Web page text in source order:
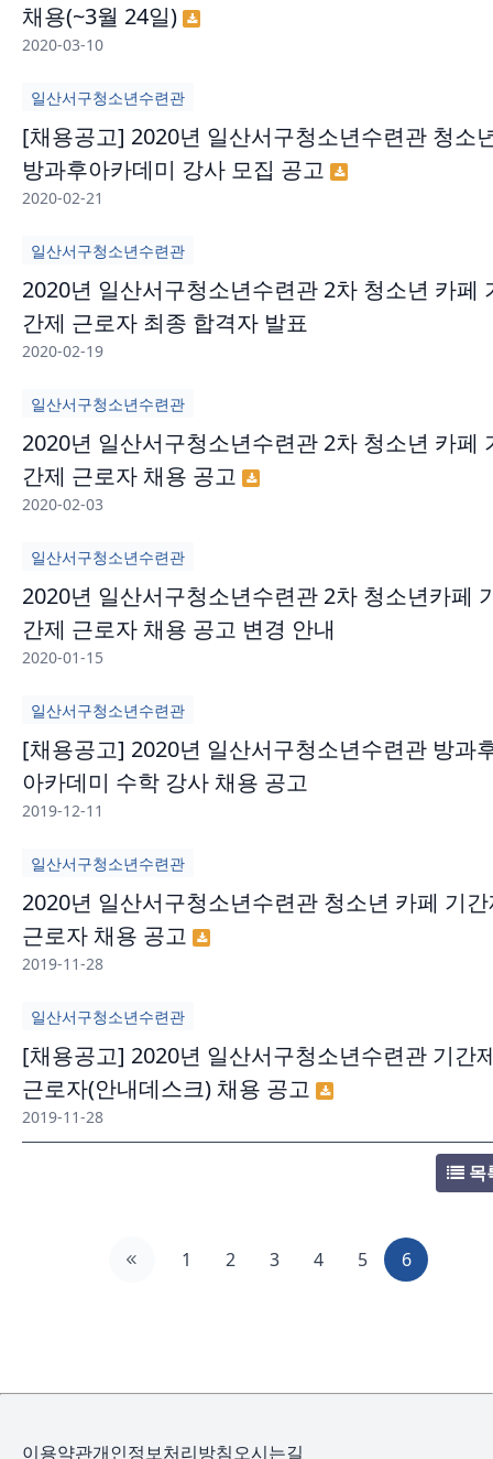
채용(~3월 24일)
2020-03-10
일산서구청소년수련관
[채용공고] 2020년 일산서구청소년수련관 청소
방과후아카데미 강사 모집 공고
2020-02-21
일산서구청소년수련관
2020년 일산서구청소년수련관 2차 청소년 카페
간제 근로자 최종 합격자 발표
2020-02-19
일산서구청소년수련관
2020년 일산서구청소년수련관 2차 청소년 카페
간제 근로자 채용 공고
2020-02-03
일산서구청소년수련관
2020년 일산서구청소년수련관 2차 청소년카페
간제 근로자 채용 공고 변경 안내
2020-01-15
일산서구청소년수련관
[채용공고] 2020년 일산서구청소년수련관 방과
아카데미 수학 강사 채용 공고
2019-12-11
일산서구청소년수련관
2020년 일산서구청소년수련관 청소년 카페 기
근로자 채용 공고
2019-11-28
일산서구청소년수련관
[채용공고] 2020년 일산서구청소년수련관 기간
근로자(안내데스크) 채용 공고
2019-11-28
목
1 2 3 4 5 6
이용약관개인정보처리방침오시는길